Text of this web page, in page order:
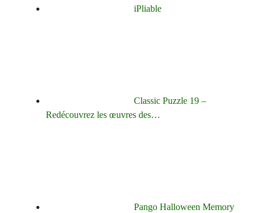
iPliable
Classic Puzzle 19 –
Redécouvrez les œuvres des…
Pango Halloween Memory